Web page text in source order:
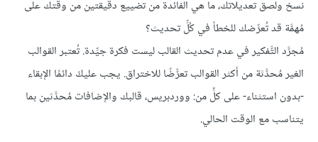
نسخ ولصق تعديلاتك، ما هي الفائدة من تضييع دقيقتين من وقتك على
مُهمَّة قد تُعرِّضك للخطأ في كُلِّ تحديث؟
مُجرَّد التَّفكير في عدم تحديث القالب ليست فكرة جيِّدة. تُعتبر القوالب
الغير مُحدَّثة من أكثر القوالب تعرُّضًا للاختراق. يجب عليكَ دائمًا الإبقاء
-بدون استثناء- على كلٍّ من: ووردبريس، قالبك والإضافات مُحدَّثين بما
يتناسب مع الوقت الحالي.